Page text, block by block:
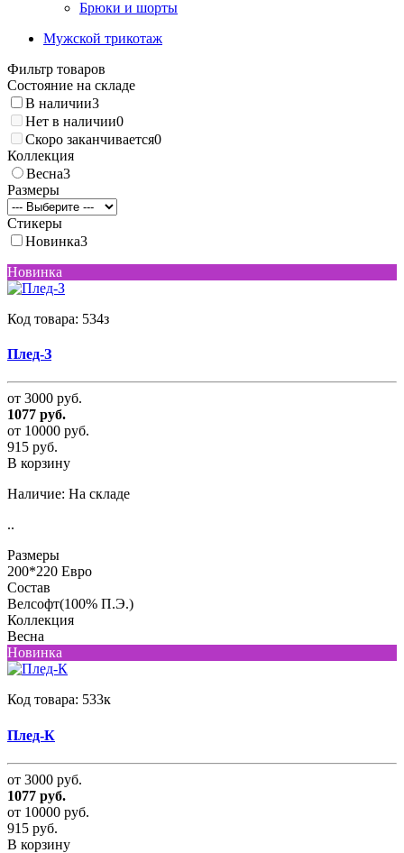
Брюки и шорты
Мужской трикотаж
Фильтр товаров
Состояние на складе
В наличии3
Нет в наличии0
Скоро заканчивается0
Коллекция
Весна3
Размеры
Стикеры
Новинка3
Новинка
Код товара: 534з
Плед-З
от 3000 руб.
1077 руб.
от 10000 руб.
915 руб.
В корзину
Наличие: На складе
..
Размеры
200*220 Евро
Состав
Велсофт(100% П.Э.)
Коллекция
Весна
Новинка
Код товара: 533к
Плед-К
от 3000 руб.
1077 руб.
от 10000 руб.
915 руб.
В корзину